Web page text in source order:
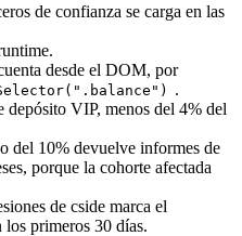
de confianza se carga en las
.
desde el DOM, por
.
depósito VIP, menos del 4% del
del 10% devuelve informes de
, porque la cohorte afectada
de cside marca el
los primeros 30 días.